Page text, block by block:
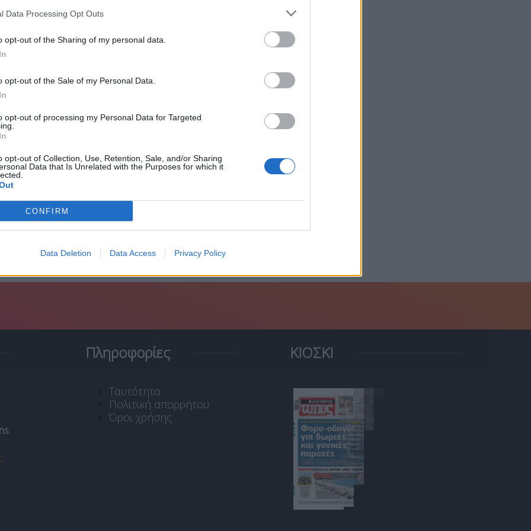
Data Processing Opt Outs
opt-out of the Sharing of my personal data.
opt-out of the Sale of my Personal Data.
opt-out of processing my Personal Data for Targeted
opt-out of Collection, Use, Retention, Sale, and/or Sharing
Data that Is Unrelated with the Purposes for which it
CONFIRM
Data Deletion Data Access Privacy Policy
από αιχμηρό
Η Συντακτική ομάδα του Libre
Με θλαστικό τραύμα στον μηρό
μεταφέρθηκε πριν από λίγο με
23χρονη. Σύμφωνα με πληροφορίες της
ΕΡΤ Σερρών το μεσημέρι μία 26χρονη
τραυμάτισε την 23χρονη συγκάτοικό της.
ΠΕΡΙΣΣΌΤΕΡΑ ...
.
.
Πληροφορίες
Ταυτότητα
Πολιτική απορρήτου
Όροι χρήσης
ΚΙΟΣΚΙ